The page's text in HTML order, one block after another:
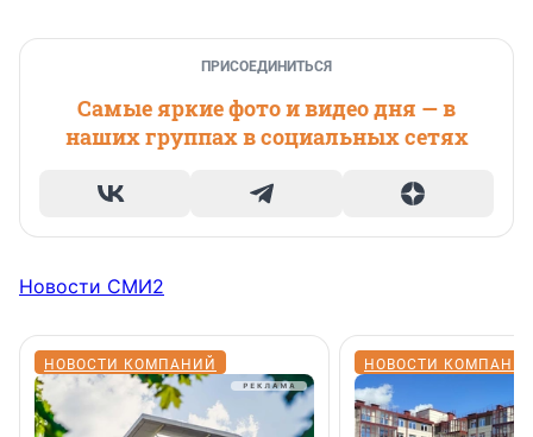
ПРИСОЕДИНИТЬСЯ
Самые яркие фото и видео дня — в
наших группах в социальных сетях
Новости СМИ2
НОВОСТИ КОМПАНИЙ НОВОСТИ